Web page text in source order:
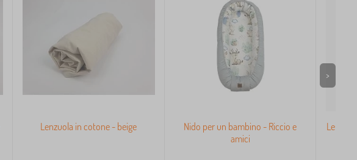
Lenzuola in cotone - beige
Nido per un bambino - Riccio e
amici
>